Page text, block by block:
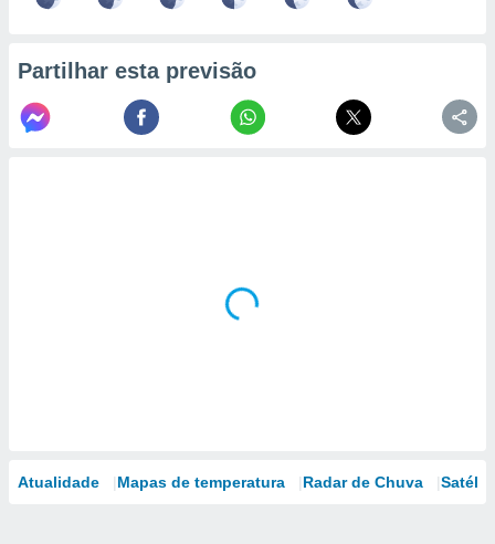
Partilhar esta previsão
Atualidade Mapas de temperatura Radar de Chuva